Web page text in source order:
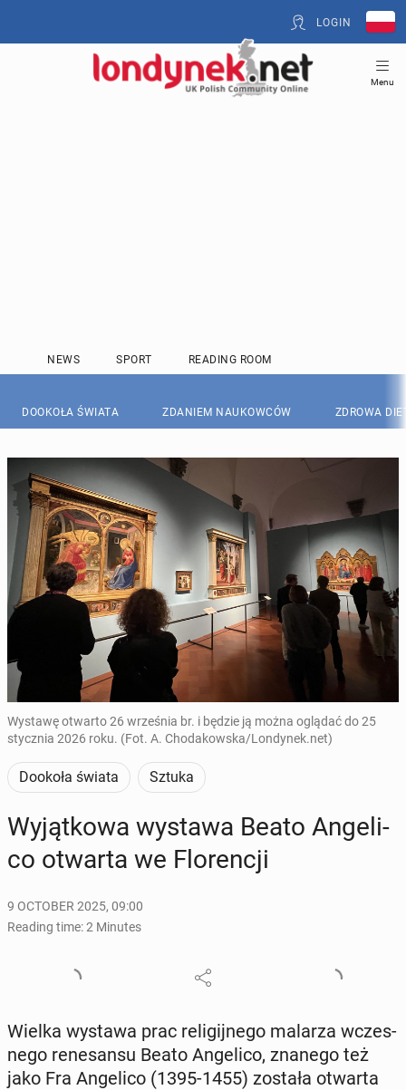
LOGIN
Menu
NEWS SPORT READING ROOM
DOOKOŁA ŚWIATA ZDANIEM NAUKOWCÓW ZDROWA
Wystawę otwarto 26 września br. i będzie ją można oglądać do 25
stycznia 2026 roku. (Fot. A. Chodakowska/Londynek.net)
Dookoła świata Sztuka
Wyjątkowa wystawa Beato An­geli­
co otwarta we Flo­rencji
9 OCTOBER 2025, 09:00
Reading time: 2 Minutes
Wielka wystawa prac re­ligi­jnego malarza wczes­
nego re­ne­san­su Beato An­geli­co, znanego też
jako Fra An­geli­co (1395-1455) została otwarta